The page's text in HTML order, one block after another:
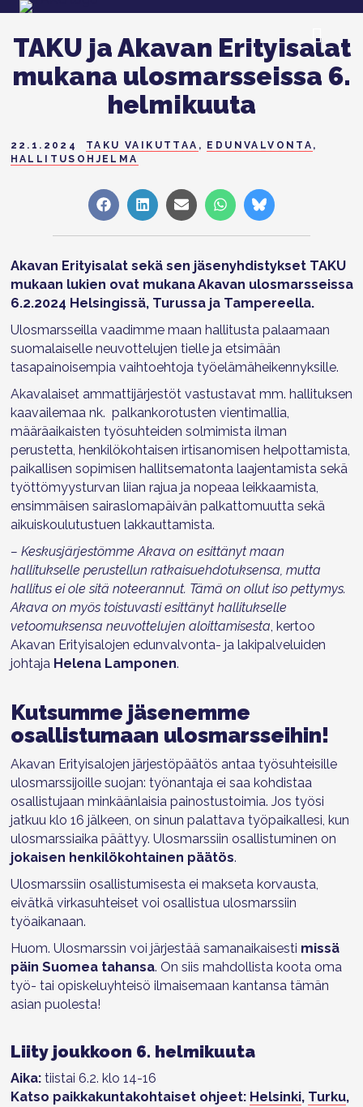
TAKU ja Akavan Erityisalat
mukana ulosmarsseissa 6.
helmikuuta
22.1.2024 TAKU VAIKUTTAA , EDUNVALVONTA ,
HALLITUSOHJELMA
Share
on
Share
on
Share
on
Share
on
Share
on
Akavan Erityisalat sekä sen jäsenyhdistykset TAKU
mukaan lukien ovat mukana Akavan ulosmarsseissa
6.2.2024 Helsingissä, Turussa ja Tampereella.
Ulosmarsseilla vaadimme maan hallitusta palaamaan
suomalaiselle neuvottelujen tielle ja etsimään
tasapainoisempia vaihtoehtoja työelämäheikennyksille.
Akavalaiset ammattijärjestöt vastustavat mm. hallituksen
kaavailemaa nk. palkankorotusten vientimallia,
määräaikaisten työsuhteiden solmimista ilman
perustetta, henkilökohtaisen irtisanomisen helpottamista,
paikallisen sopimisen hallitsematonta laajentamista sekä
työttömyysturvan liian rajua ja nopeaa leikkaamista,
ensimmäisen sairaslomapäivän palkattomuutta sekä
aikuiskoulutustuen lakkauttamista.
– Keskusjärjestömme Akava on esittänyt maan
hallitukselle perustellun ratkaisuehdotuksensa, mutta
hallitus ei ole sitä noteerannut. Tämä on ollut iso pettymys.
Akava on myös toistuvasti esittänyt hallitukselle
vetoomuksensa neuvottelujen aloittamisesta, kertoo
Akavan Erityisalojen edunvalvonta- ja lakipalveluiden
johtaja Helena Lamponen.
Kutsumme jäsenemme
osallistumaan ulosmarsseihin!
Akavan Erityisalojen järjestöpäätös antaa työsuhteisille
ulosmarssijoille suojan: työnantaja ei saa kohdistaa
osallistujaan minkäänlaisia painostustoimia. Jos työsi
jatkuu klo 16 jälkeen, on sinun palattava työpaikallesi, kun
ulosmarssiaika päättyy. Ulosmarssiin osallistuminen on
jokaisen henkilökohtainen päätös.
Ulosmarssiin osallistumisesta ei makseta korvausta,
eivätkä virkasuhteiset voi osallistua ulosmarssiin
työaikanaan.
Huom. Ulosmarssin voi järjestää samanaikaisesti missä
päin Suomea tahansa. On siis mahdollista koota oma
työ- tai opiskeluyhteisö ilmaisemaan kantansa tämän
asian puolesta!
Liity joukkoon 6. helmikuuta
Aika:tiistai 6.2. klo 14-16
Katso paikkakuntakohtaiset ohjeet: Helsinki, Turku,